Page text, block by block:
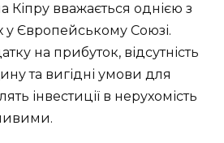
Кіпру вважається однією з
у Європейському Союзі.
на прибуток, відсутність
та вигідні умови для
інвестиції в нерухомість